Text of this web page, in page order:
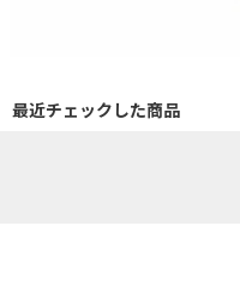
最近チェックした商品